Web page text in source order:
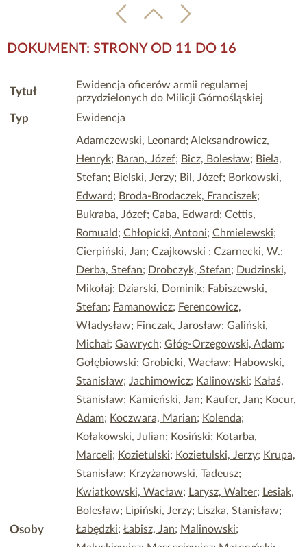
DOKUMENT: STRONY OD 11 DO 16
Tytuł
Ewidencja oficerów armii regularnej
przydzielonych do Milicji Górnośląskiej
Typ Ewidencja
Osoby
Adamczewski, Leonard; Aleksandrowicz,
Henryk; Baran, Józef; Bicz, Bolesław; Biela,
Stefan; Bielski, Jerzy; Bil, Józef; Borkowski,
Edward; Broda-Brodaczek, Franciszek;
Bukraba, Józef; Caba, Edward; Cettis,
Romuald; Chłopicki, Antoni; Chmielewski;
Cierpiński, Jan; Czajkowski ; Czarnecki, W.;
Derba, Stefan; Drobczyk, Stefan; Dudzinski,
Mikołaj; Dziarski, Dominik; Fabiszewski,
Stefan; Famanowicz; Ferencowicz,
Władysław; Finczak, Jarosław; Galiński,
Michał; Gawrych; Głóg-Orzegowski, Adam;
Gołębiowski; Grobicki, Wacław; Habowski,
Stanisław; Jachimowicz; Kalinowski; Kałaś,
Stanisław; Kamieński, Jan; Kaufer, Jan; Kocur,
Adam; Koczwara, Marian; Kolenda;
Kołakowski, Julian; Kosiński; Kotarba,
Marceli; Kozietulski; Kozietulski, Jerzy; Krupa,
Stanisław; Krzyżanowski, Tadeusz;
Kwiatkowski, Wacław; Larysz, Walter; Lesiak,
Bolesław; Lipiński, Jerzy; Liszka, Stanisław;
Łabędzki; Łabisz, Jan; Malinowski;